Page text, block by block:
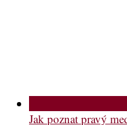
Jak poznat pravý